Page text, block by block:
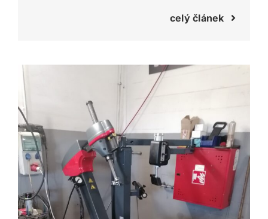
celý článek